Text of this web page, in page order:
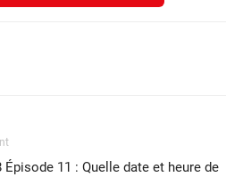
Épisode 11 : Quelle date et heure de